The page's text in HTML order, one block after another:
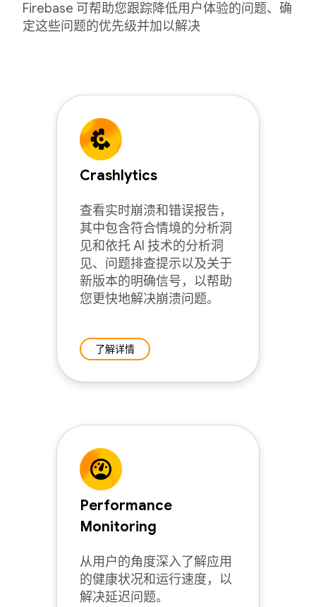
Firebase 可帮助您跟踪降低用户体验的问题、确
定这些问题的优先级并加以解决
Crashlytics
查看实时崩溃和错误报告，
其中包含符合情境的分析洞
见和依托 AI 技术的分析洞
见、问题排查提示以及关于
新版本的明确信号，以帮助
您更快地解决崩溃问题。
了解详情
Performance
Monitoring
从用户的角度深入了解应用
的健康状况和运行速度，以
解决延迟问题。